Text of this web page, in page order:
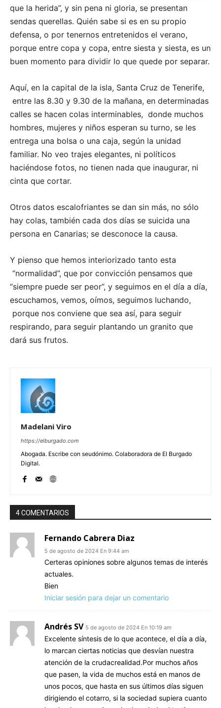
que la herida”, y sin pena ni gloria, se presentan
sendas querellas. Quién sabe si es en su propio
defensa, o por tenernos entretenidos el verano,
porque entre copa y copa, entre siesta y siesta, es un
buen momento para dividir lo que quede por separar.
Aquí, en la capital de la isla, Santa Cruz de Tenerife,
entre las 8.30 y 9.30 de la mañana, en determinadas
calles se hacen colas interminables, donde muchos
hombres, mujeres y niños esperan su turno, se les
entrega una bolsa o una caja, según la unidad
familiar. No veo trajes elegantes, ni políticos
haciéndose fotos, no tienen nada que inaugurar, ni
cinta que cortar.
Otros datos escalofriantes se dan sin más, no sólo
hay colas, también cada dos días se suicida una
persona en Canarias; se desconoce la causa.
Y pienso que hemos interiorizado tanto esta
“normalidad”, que por convicción pensamos que
“siempre puede ser peor”, y seguimos en el día a día,
escuchamos, vemos, oímos, seguimos luchando,
porque nos conviene que sea así, para seguir
respirando, para seguir plantando un granito que
dará sus frutos.
Madelani Viro
https://elburgado.com
Abogada. Escribe con seudónimo. Colaboradora de El Burgado
Digital.
4 COMENTARIOS
Fernando Cabrera Diaz
5 de agosto de 2024 En 9:44 am
Certeras opiniones sobre algunos temas de interés
actuales.
Bien
Iniciar sesión para dejar un comentario
Andrés SV 5 de agosto de 2024 En 10:19 am
Excelente síntesis de lo que acontece, el día a día,
lo marcan ciertas noticias que desvían nuestra
atención de la crudacrealidad.Por muchos años
que pasen, la vida de muchos está en manos de
unos pocos, que hasta en sus últimos días siguen
dirigiendo el cotarro, si la sociedad supiera cuanto